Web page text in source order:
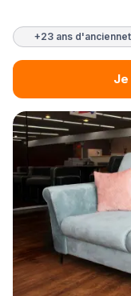
+23 ans